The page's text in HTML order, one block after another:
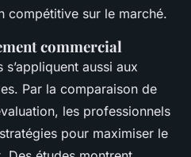
compétitive sur le marché.
commercial
aussi aux
Par la comparaison de
les professionnels
pour maximiser le